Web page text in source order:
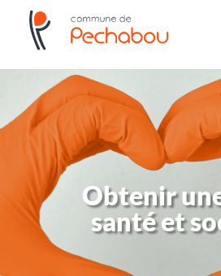
Obtenir
santé et